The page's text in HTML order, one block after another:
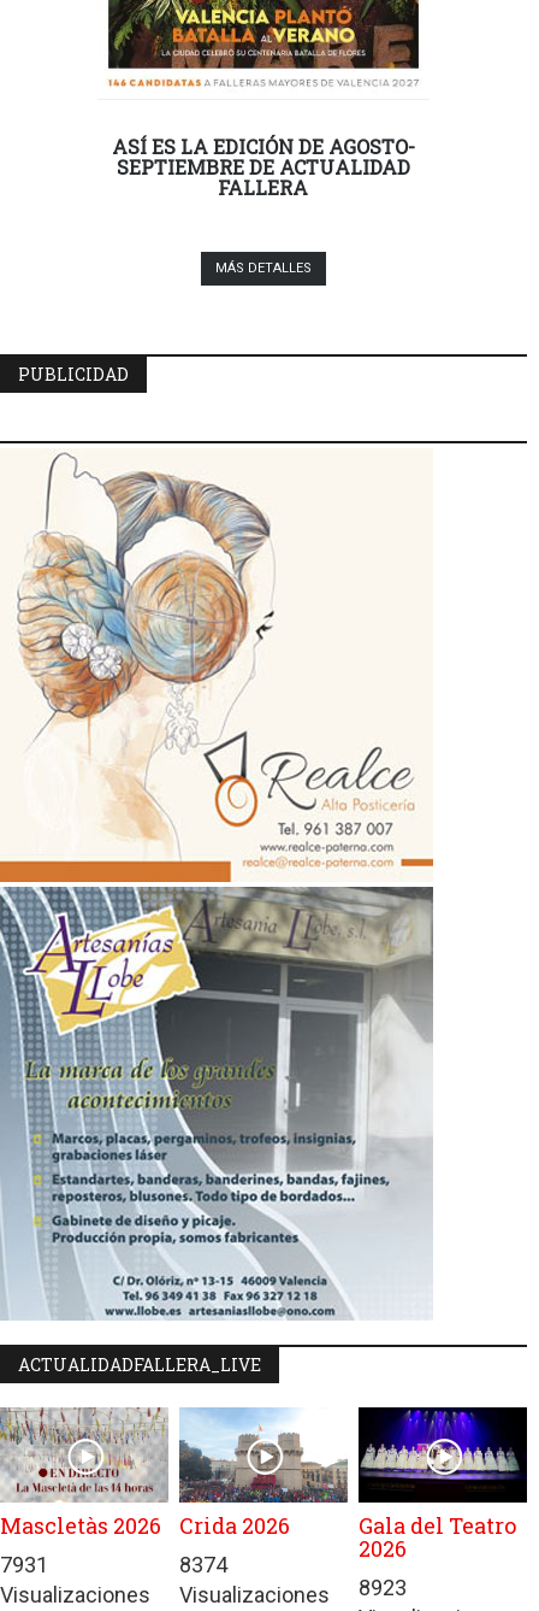
ASÍ ES LA EDICIÓN DE AGOSTO-
SEPTIEMBRE DE ACTUALIDAD
FALLERA
MÁS DETALLES
PUBLICIDAD
ACTUALIDADFALLERA_LIVE
Mascletàs 2026
7931
Visualizaciones
Crida 2026
8374
Visualizaciones
Gala del Teatro
2026
8923